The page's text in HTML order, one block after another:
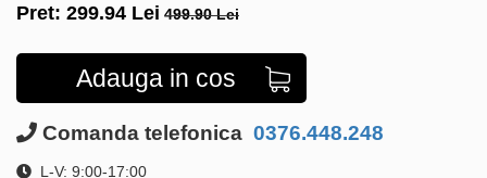
Pret: 299.94 Lei 499.90 Lei
Adauga in cos
Comanda telefonica 0376.448.248
L-V: 9:00-17:00